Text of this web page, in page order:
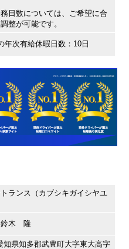
日数については、ご希望に合
整が可能です。
年次有給休暇日数：10日
ランス（カブシキガイシヤユ
鈴木 隆
知県知多郡武豊町大字東大高字